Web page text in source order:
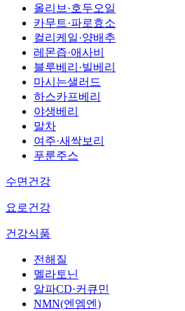
올리브·호두오일
카무트·파로효소
컬리케일·양배추
레몬즙·애사비
블루베리·빌베리
마시는샐러드
하스카프베리
야생베리
말차
여주·새싹보리
푸룬주스
수면건강
요로건강
건강식품
전해질
멜라토닌
알파CD·커큐민
NMN(엔엠엔)